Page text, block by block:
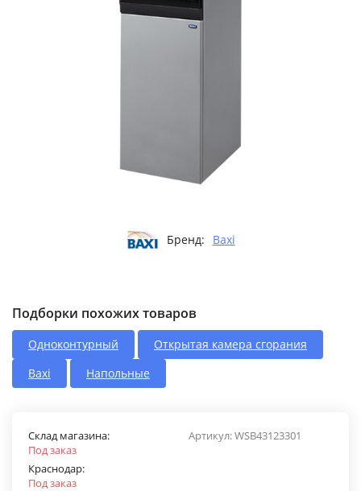
Бренд: Baxi
Подборки похожих товаров
Одноконтурный
Открытая камера сгорания
Baxi
Напольные
Артикул:WSB43123301
Склад магазина:
Под заказ
Краснодар:
Под заказ